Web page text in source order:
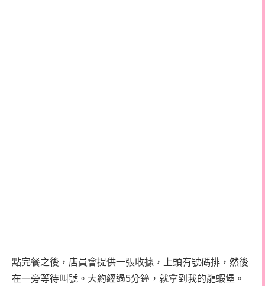
點完餐之後，店員會提供一張收據，上頭有號碼排，然後
在一旁等待叫號。大約經過5分鐘，就拿到我的龍蝦堡。